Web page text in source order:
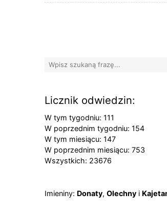
Licznik odwiedzin:
W tym tygodniu: 111
W poprzednim tygodniu: 154
W tym miesiącu: 147
W poprzednim miesiącu: 753
Wszystkich: 23676
Imieniny
Imieniny: Donaty, Olechny i